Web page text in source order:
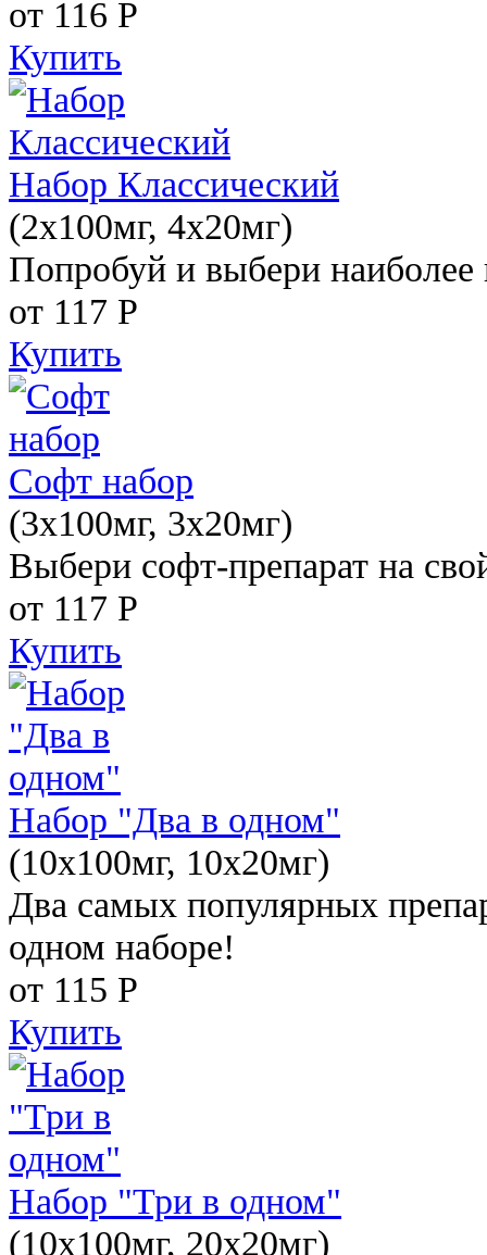
от 116 Р
Купить
Набор Классический
(2x100мг, 4x20мг)
Попробуй и выбери наиболее
от 117 Р
Купить
Софт набор
(3x100мг, 3x20мг)
Выбери софт-препарат на
от 117 Р
Купить
Набор "Два в одном"
(10x100мг, 10x20мг)
Два самых популярных
одном наборе!
от 115 Р
Купить
Набор "Три в одном"
(10x100мг, 20x20мг)